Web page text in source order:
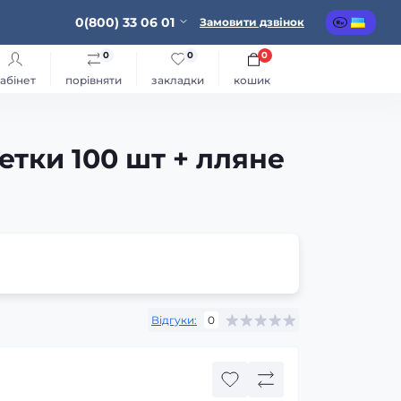
0(800) 33 06 01 Замовити дзвінок
порівняти
0
закладки
0
кошик
0
100 шт + лляне
Відгуки: 0